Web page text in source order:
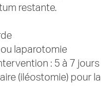
restante.
laparotomie
: 5 à 7 jours
(iléostomie) pour la